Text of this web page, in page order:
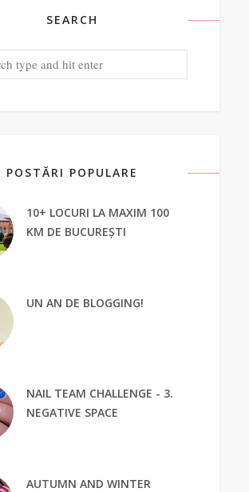
SEARCH
POSTĂRI POPULARE
10+ LOCURI LA MAXIM 100
KM DE BUCUREȘTI
UN AN DE BLOGGING!
NAIL TEAM CHALLENGE - 3.
NEGATIVE SPACE
AUTUMN AND WINTER